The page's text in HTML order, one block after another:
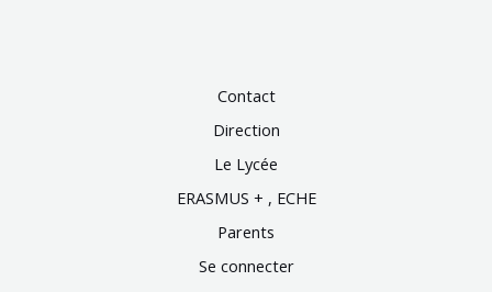
Contact
Direction
Le Lycée
ERASMUS + , ECHE
Parents
Se connecter